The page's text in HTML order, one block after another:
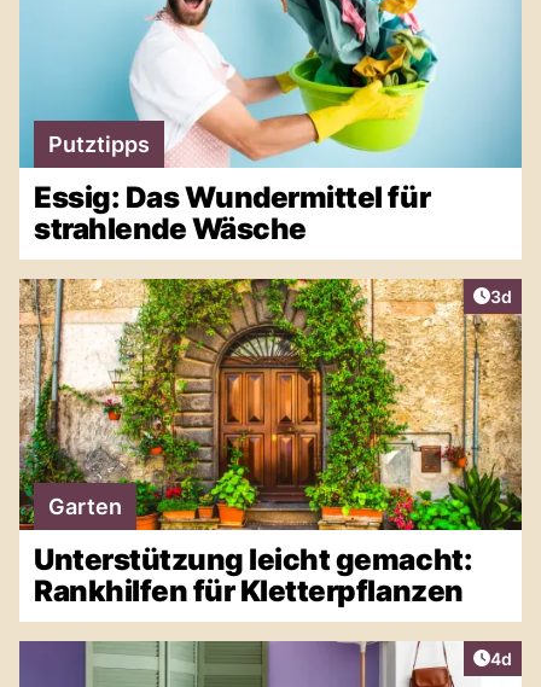
Putztipps
Essig: Das Wundermittel für
strahlende Wäsche
3d
Garten
Unterstützung leicht gemacht:
Rankhilfen für Kletterpflanzen
4d